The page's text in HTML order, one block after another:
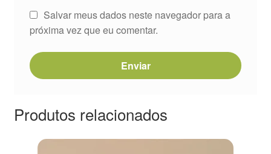
Salvar meus dados neste navegador para a
próxima vez que eu comentar.
Produtos relacionados